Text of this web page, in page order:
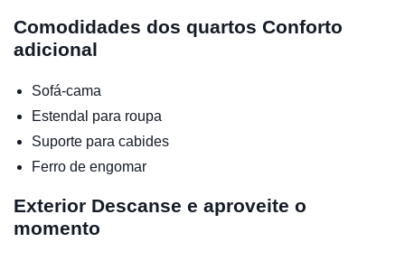
Comodidades dos quartos Conforto
adicional
Sofá-cama
Estendal para roupa
Suporte para cabides
Ferro de engomar
Exterior Descanse e aproveite o
momento